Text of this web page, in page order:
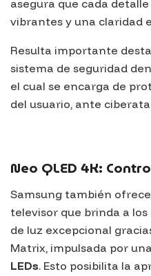
asegura que cada
vibrantes y una claridad
Resulta importante
sistema de seguridad
el cual se encarga de
del usuario, ante
Neo QLED 4K:
Samsung también
televisor que brinda a
de luz excepcional
Matrix, impulsada por
LEDs. Esto posibilita la